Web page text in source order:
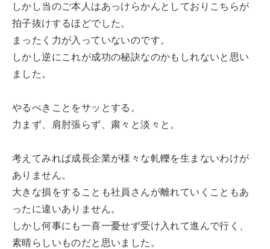
しかし当のご本人はあっけらかんとしておりこちらが
拍子抜けするほどでした。
まったく力が入っていないのです。
しかし逆にこれが成功の秘訣なのかもしれないと思い
ました。
やるべきことをサッとする。
力まず、肩肘張らず、粛々と淡々と。
考えてみれば成長企業が様々な軋轢を生まないわけが
ありません。
大きな損をすることも社員さんが離れていくこともあ
ったに違いありません。
しかし何事にも一喜一憂せず受け入れて進んで行く、
素晴らしいものだと思いました。